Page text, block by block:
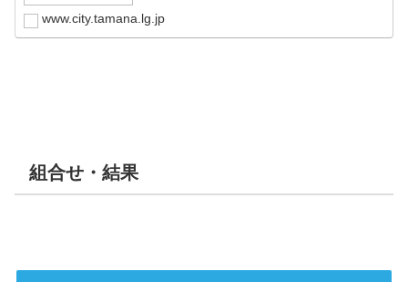
www.city.tamana.lg.jp
組合せ・結果